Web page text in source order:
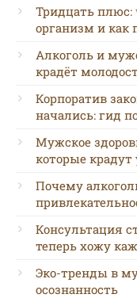
Тридцать плюс:
организм и как
Алкоголь и
крадёт
Корпоратив
начались: гид
Мужское
которые
Почему
Консультация
теперь хожу
Эко-тренды в
осознанность